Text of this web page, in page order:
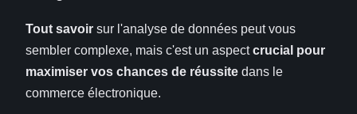
Tout savoir sur l'analyse de données peut vous
sembler complexe, mais c'est un aspectcrucial pour
maximiser vos chances de réussite dans le
commerce électronique.